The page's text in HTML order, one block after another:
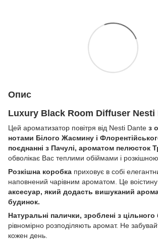
Опис
Luxury Black Room Diffuser Nesti
Цей ароматизатор повітря від Nesti Dante з
нотами Білого Жасмину і
поєднанні з Пачулі, ароматом пелюсток
обволікає Вас теплими обіймами і розкішною
Розкішна коробка приховує в собі
наповнений чарівним ароматом. Це воістину
аксесуар, який додасть вишуканий
будинок.
Натуральні палички, зроблені з
рівномірно розподіляють аромат. Не
кожен день.